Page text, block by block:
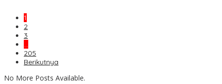
1
2
3
…
205
Berikutnya
No More Posts Available.